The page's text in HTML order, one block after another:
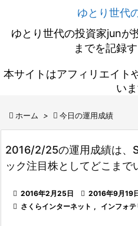
ゆとり世代
ゆとり世代の投資家junが
までを記録
本サイトはアフィリエイト
い
 ホーム >  今日の運用成績
2016/2/25の運用成績は、
ック注目株としてどこまで
 2016年2月25日  2016年9月19
 さくらインターネット , インフォテ